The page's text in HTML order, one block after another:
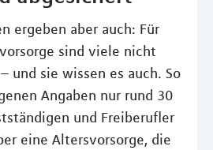
ergeben aber auch: Für
sind viele nicht
und sie wissen es auch. So
Angaben nur rund 30
und Freiberufler
eine Altersvorsorge, die